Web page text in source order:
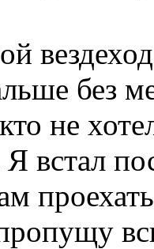
без
не
встал